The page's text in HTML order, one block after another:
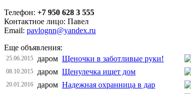
Телефон: +7 950 628 3 555
Контактное лицо: Павел
Email: pavlognn@yandex.ru
Еще объявления:
25.06.2015 даром Щеночки в заботливые руки!
08.10.2015 даром Щенулечка ищет дом
20.01.2016 даром Надежная охранница в дар